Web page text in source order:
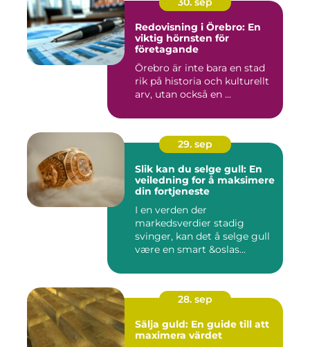
Redovisning i Örebro: En
viktig hörnsten för
företagande
Örebro är inte bara en stad
rik på historia och kulturellt
arv, utan också en ...
29. sep
Slik kan du selge gull: En
veiledning for å maksimere
din fortjeneste
I en verden der
markedsverdier stadig
svinger, kan det å selge gull
være en smart &oslas...
28. sep
Sälja guld: En guide till att
maximera värdet